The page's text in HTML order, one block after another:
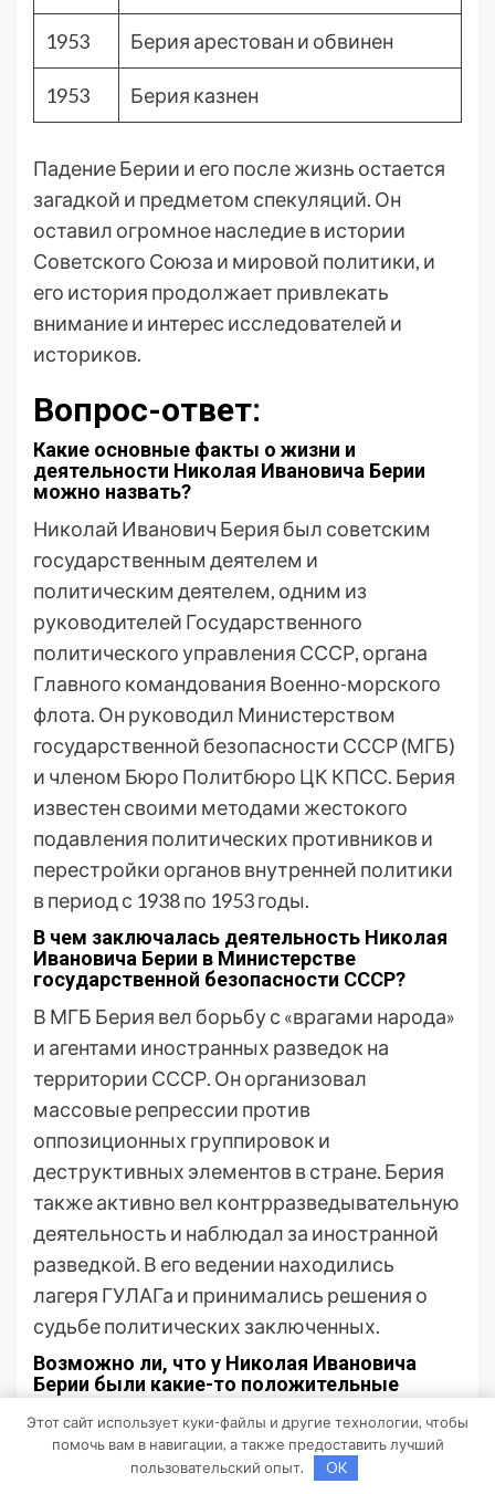
1953 Берия арестован и обвинен
1953 Берия казнен
Падение Берии и его после жизнь остается
загадкой и предметом спекуляций. Он
оставил огромное наследие в истории
Советского Союза и мировой политики, и
его история продолжает привлекать
внимание и интерес исследователей и
историков.
Вопрос-ответ:
Какие основные факты о жизни и
деятельности Николая Ивановича Берии
можно назвать?
Николай Иванович Берия был советским
государственным деятелем и
политическим деятелем, одним из
руководителей Государственного
политического управления СССР, органа
Главного командования Военно-морского
флота. Он руководил Министерством
государственной безопасности СССР (МГБ)
и членом Бюро Политбюро ЦК КПСС. Берия
известен своими методами жестокого
подавления политических противников и
перестройки органов внутренней политики
в период с 1938 по 1953 годы.
В чем заключалась деятельность Николая
Ивановича Берии в Министерстве
государственной безопасности СССР?
В МГБ Берия вел борьбу с «врагами народа»
и агентами иностранных разведок на
территории СССР. Он организовал
массовые репрессии против
оппозиционных группировок и
деструктивных элементов в стране. Берия
также активно вел контрразведывательную
деятельность и наблюдал за иностранной
разведкой. В его ведении находились
лагеря ГУЛАГа и принимались решения о
судьбе политических заключенных.
Возможно ли, что у Николая Ивановича
Берии были какие-то положительные
черты или достижения?
Некоторые источники отмечают, что Берия
внёс вклад в развитие атомной энергетики
Этот сайт использует куки-файлы и другие технологии, чтобы
помочь вам в навигации, а также предоставить лучший
пользовательский опыт.
OK